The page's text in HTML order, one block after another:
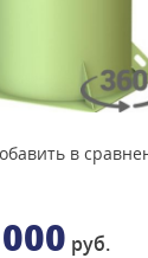
в
руб.